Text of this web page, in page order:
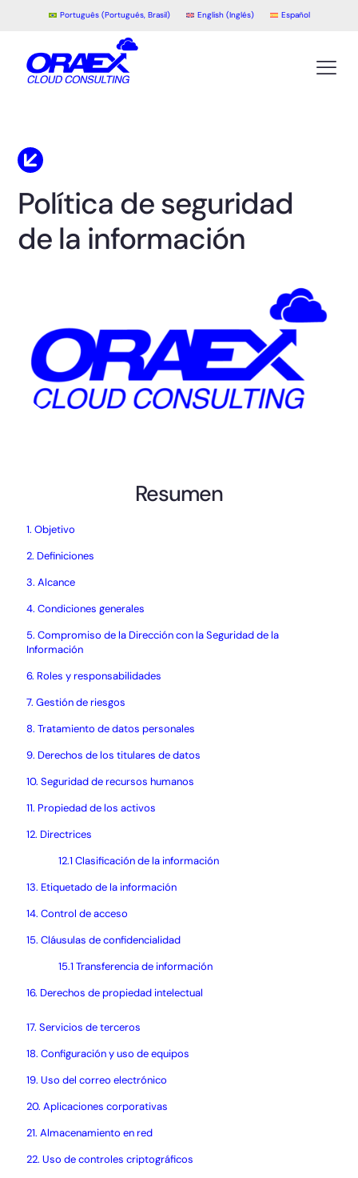
Português(Portugués, Brasil) English(Inglés) Español
Política de seguridad
de la información
Resumen
1. Objetivo
2. Definiciones
3. Alcance
4. Condiciones generales
5. Compromiso de la Dirección con la Seguridad de la
Información
6. Roles y responsabilidades
7. Gestión de riesgos
8. Tratamiento de datos personales
9. Derechos de los titulares de datos
10. Seguridad de recursos humanos
11. Propiedad de los activos
12. Directrices
12.1 Clasificación de la información
13. Etiquetado de la información
14. Control de acceso
15. Cláusulas de confidencialidad
15.1 Transferencia de información
16. Derechos de propiedad intelectual
17. Servicios de terceros
18. Configuración y uso de equipos
19. Uso del correo electrónico
20. Aplicaciones corporativas
21. Almacenamiento en red
22. Uso de controles criptográficos